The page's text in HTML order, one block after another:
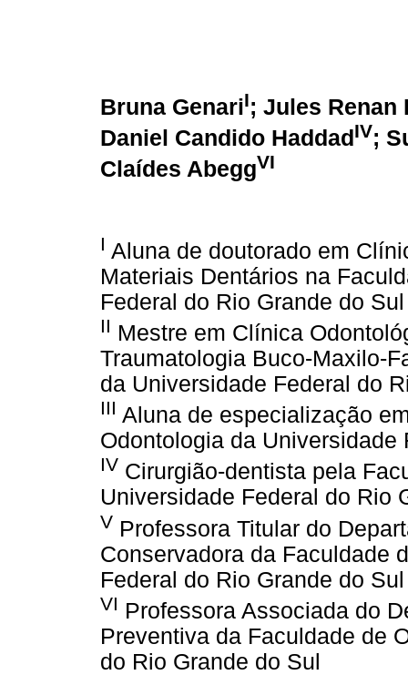
Bruna GenariI; Jules Renan
Daniel Candido Haddad IV;
Claídes AbeggVI
I Aluna de doutorado em
Materiais Dentários na
Federal do Rio Grande do Sul
II Mestre em Clínica
Traumatologia Buco-Maxilo-
da Universidade Federal do
III Aluna de especialização
Odontologia da
IV Cirurgião-dentista pela
Universidade Federal do Rio
V Professora Titular do
Conservadora da Faculdade
Federal do Rio Grande do Sul
VI Professora Associada do
Preventiva da Faculdade de
do Rio Grande do Sul